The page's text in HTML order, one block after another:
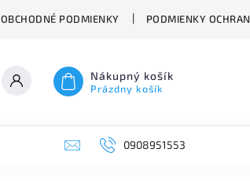
OBCHODNÉ PODMIENKY PODMIENKY
Nákupný košík
Prázdny košík
0908951553